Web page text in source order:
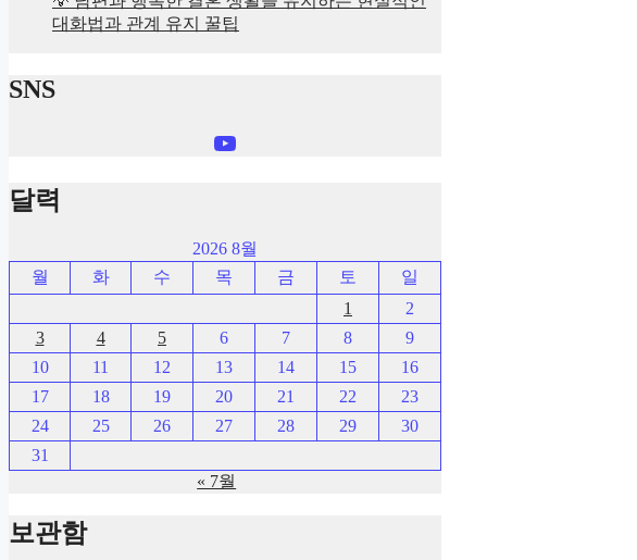
대화법과 관계 유지 꿀팁
SNS
YouTube
달력
2026 8월
월
화 수 목 금 토
일
1
2
3
4 5 6 7 8
9
10
11 12 13 14 15
16
17
18 19 20 21 22
23
24
25 26 27 28 29
30
31
« 7월
보관함